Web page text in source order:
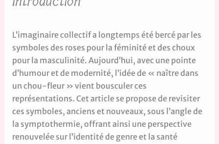
L’imaginaire collectif a longtemps été bercé par les
symboles des roses pour la féminité et des choux
pour la masculinité. Aujourd’hui, avec une pointe
d’humour et de modernité, l’idée de « naître dans
un chou-fleur » vient bousculer ces
représentations. Cet article se propose de revisiter
ces symboles, anciens et nouveaux, sous l’angle de
la symptothermie, offrant ainsi une perspective
renouvelée sur l’identité de genre et la santé